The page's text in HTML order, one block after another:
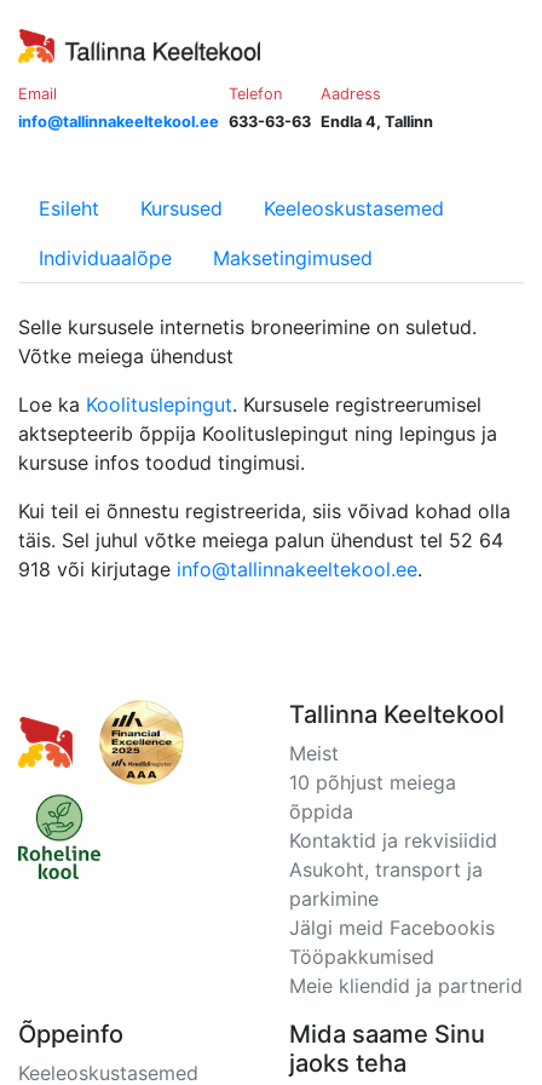
Email
info@tallinnakeeltekool.ee
Telefon
633-63-63
Aadress
Endla 4, Tallinn
Esileht Kursused Keeleoskustasemed
Individuaalõpe Maksetingimused
Selle kursusele internetis broneerimine on suletud.
Võtke meiega ühendust
Loe ka Koolituslepingut. Kursusele registreerumisel
aktsepteerib õppija Koolituslepingut ning lepingus ja
kursuse infos toodud tingimusi.
Kui teil ei õnnestu registreerida, siis võivad kohad olla
täis. Sel juhul võtke meiega palun ühendust tel 52 64
918 või kirjutage info@tallinnakeeltekool.ee.
Tallinna Keeltekool
Meist
10 põhjust meiega
õppida
Kontaktid ja rekvisiidid
Asukoht, transport ja
parkimine
Jälgi meid Facebookis
Tööpakkumised
Meie kliendid ja partnerid
Õppeinfo
Keeleoskustasemed
Mida saame Sinu
jaoks teha